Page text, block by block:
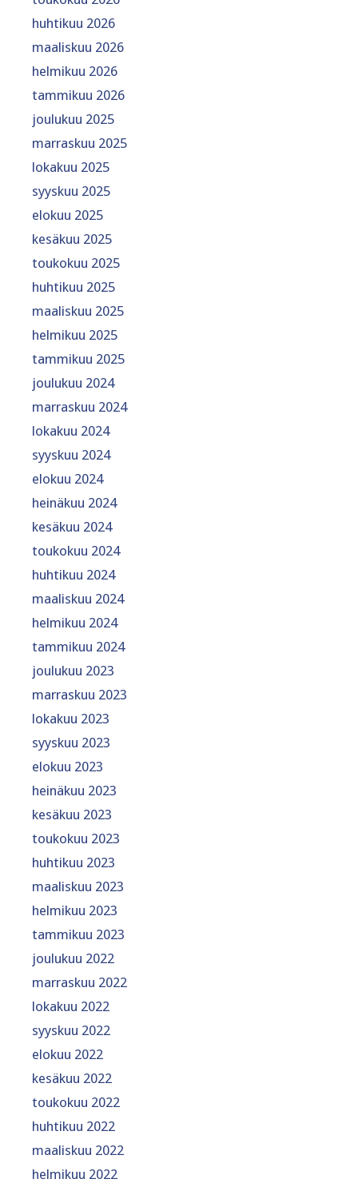
huhtikuu 2026
maaliskuu 2026
helmikuu 2026
tammikuu 2026
joulukuu 2025
marraskuu 2025
lokakuu 2025
syyskuu 2025
elokuu 2025
kesäkuu 2025
toukokuu 2025
huhtikuu 2025
maaliskuu 2025
helmikuu 2025
tammikuu 2025
joulukuu 2024
marraskuu 2024
lokakuu 2024
syyskuu 2024
elokuu 2024
heinäkuu 2024
kesäkuu 2024
toukokuu 2024
huhtikuu 2024
maaliskuu 2024
helmikuu 2024
tammikuu 2024
joulukuu 2023
marraskuu 2023
lokakuu 2023
syyskuu 2023
elokuu 2023
heinäkuu 2023
kesäkuu 2023
toukokuu 2023
huhtikuu 2023
maaliskuu 2023
helmikuu 2023
tammikuu 2023
joulukuu 2022
marraskuu 2022
lokakuu 2022
syyskuu 2022
elokuu 2022
kesäkuu 2022
toukokuu 2022
huhtikuu 2022
maaliskuu 2022
helmikuu 2022